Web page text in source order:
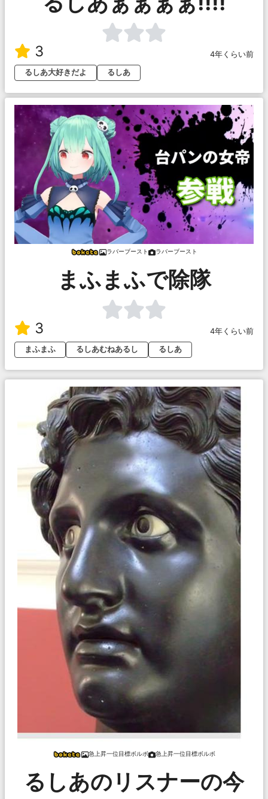
3
4年くらい前
るしあ大好きだよ
るしあ
ラバーブースト ラバーブースト
まふまふで除隊
3
4年くらい前
まふまふ
るしあむねあるし るしあ
急上昇一位目標ボルボ 急上昇一位目標ボルボ
るしあのリスナーの今